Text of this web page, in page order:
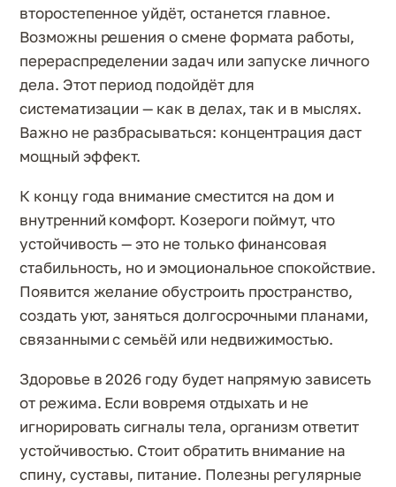
второстепенное уйдёт, останется главное.
Возможны решения о смене формата работы,
перераспределении задач или запуске личного
дела. Этот период подойдёт для
систематизации — как в делах, так и в мыслях.
Важно не разбрасываться: концентрация даст
мощный эффект.
К концу года внимание сместится на дом и
внутренний комфорт. Козероги поймут, что
устойчивость — это не только финансовая
стабильность, но и эмоциональное спокойствие.
Появится желание обустроить пространство,
создать уют, заняться долгосрочными планами,
связанными с семьёй или недвижимостью.
Здоровье в 2026 году будет напрямую зависеть
от режима. Если вовремя отдыхать и не
игнорировать сигналы тела, организм ответит
устойчивостью. Стоит обратить внимание на
спину, суставы, питание. Полезны регулярные